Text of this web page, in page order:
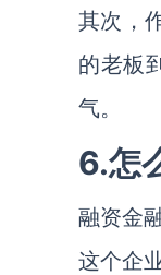
其次，
的老板
气。
6.怎
融资金
这个企